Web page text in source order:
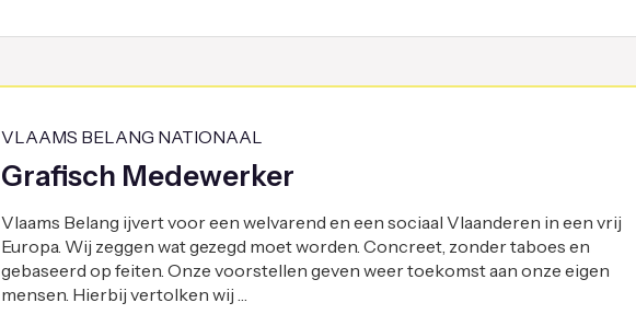
VLAAMS BELANG NATIONAAL
Grafisch Medewerker
Vlaams Belang ijvert voor een welvarend en een sociaal Vlaanderen in een vrij
Europa. Wij zeggen wat gezegd moet worden. Concreet, zonder taboes en
gebaseerd op feiten. Onze voorstellen geven weer toekomst aan onze eigen
mensen. Hierbij vertolken wij …